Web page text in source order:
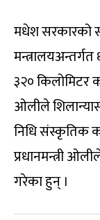
मधेश सरकारको
मन्त्रालयअन्तर्गत
३२० किलोमिटर
ओलीले
निधि संस्कृतिक
प्रधानमन्त्री
गरेका हुन् ।